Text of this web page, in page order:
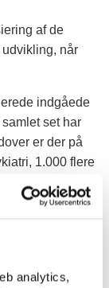
analytics,
af de
når
indgåede
set har
er der på
1.000 flere